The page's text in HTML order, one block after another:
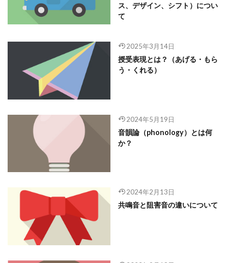
ス、デザイン、シフト）につい
て
2025年3月14日
授受表現とは？（あげる・もら
う・くれる）
2024年5月19日
音韻論（phonology）とは何
か？
2024年2月13日
共鳴音と阻害音の違いについて